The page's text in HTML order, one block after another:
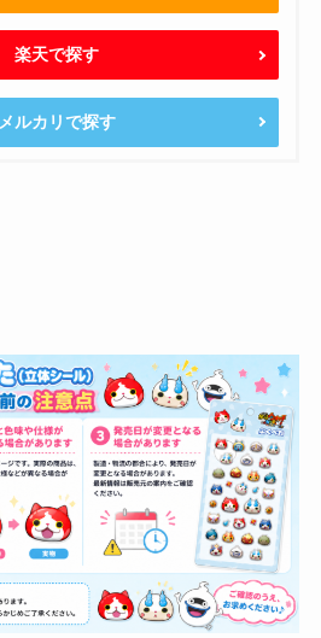
楽天で探す
メルカリで探す